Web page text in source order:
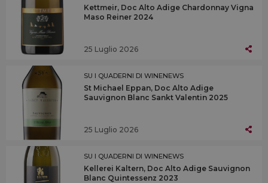
Kettmeir, Doc Alto Adige Chardonnay Vigna
Maso Reiner 2024
25 Luglio 2026
SU I QUADERNI DI WINENEWS
St Michael Eppan, Doc Alto Adige
Sauvignon Blanc Sankt Valentin 2025
25 Luglio 2026
SU I QUADERNI DI WINENEWS
Kellerei Kaltern, Doc Alto Adige Sauvignon
Blanc Quintessenz 2023